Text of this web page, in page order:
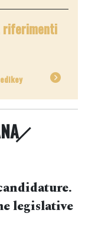
riferimenti
legislative